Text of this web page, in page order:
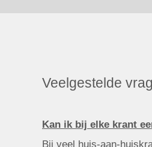
Veelgestelde
Kan ik bij elke krant
Bij veel huis-aan-